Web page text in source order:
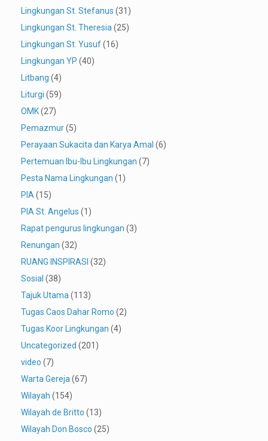
Lingkungan St. Stefanus (31)
Lingkungan St. Theresia (25)
Lingkungan St. Yusuf(16)
Lingkungan YP (40)
Litbang (4)
Liturgi (59)
OMK(27)
Pemazmur(5)
Perayaan Sukacita dan Karya Amal (6)
Pertemuan Ibu-Ibu Lingkungan (7)
Pesta Nama Lingkungan (1)
PIA (15)
PIA St. Angelus (1)
Rapat pengurus lingkungan (3)
Renungan (32)
RUANG INSPIRASI (32)
Sosial (38)
Tajuk Utama (113)
Tugas Caos Dahar Romo (2)
Tugas Koor Lingkungan (4)
Uncategorized (201)
video (7)
Warta Gereja (67)
Wilayah (154)
Wilayah de Britto (13)
Wilayah Don Bosco (25)